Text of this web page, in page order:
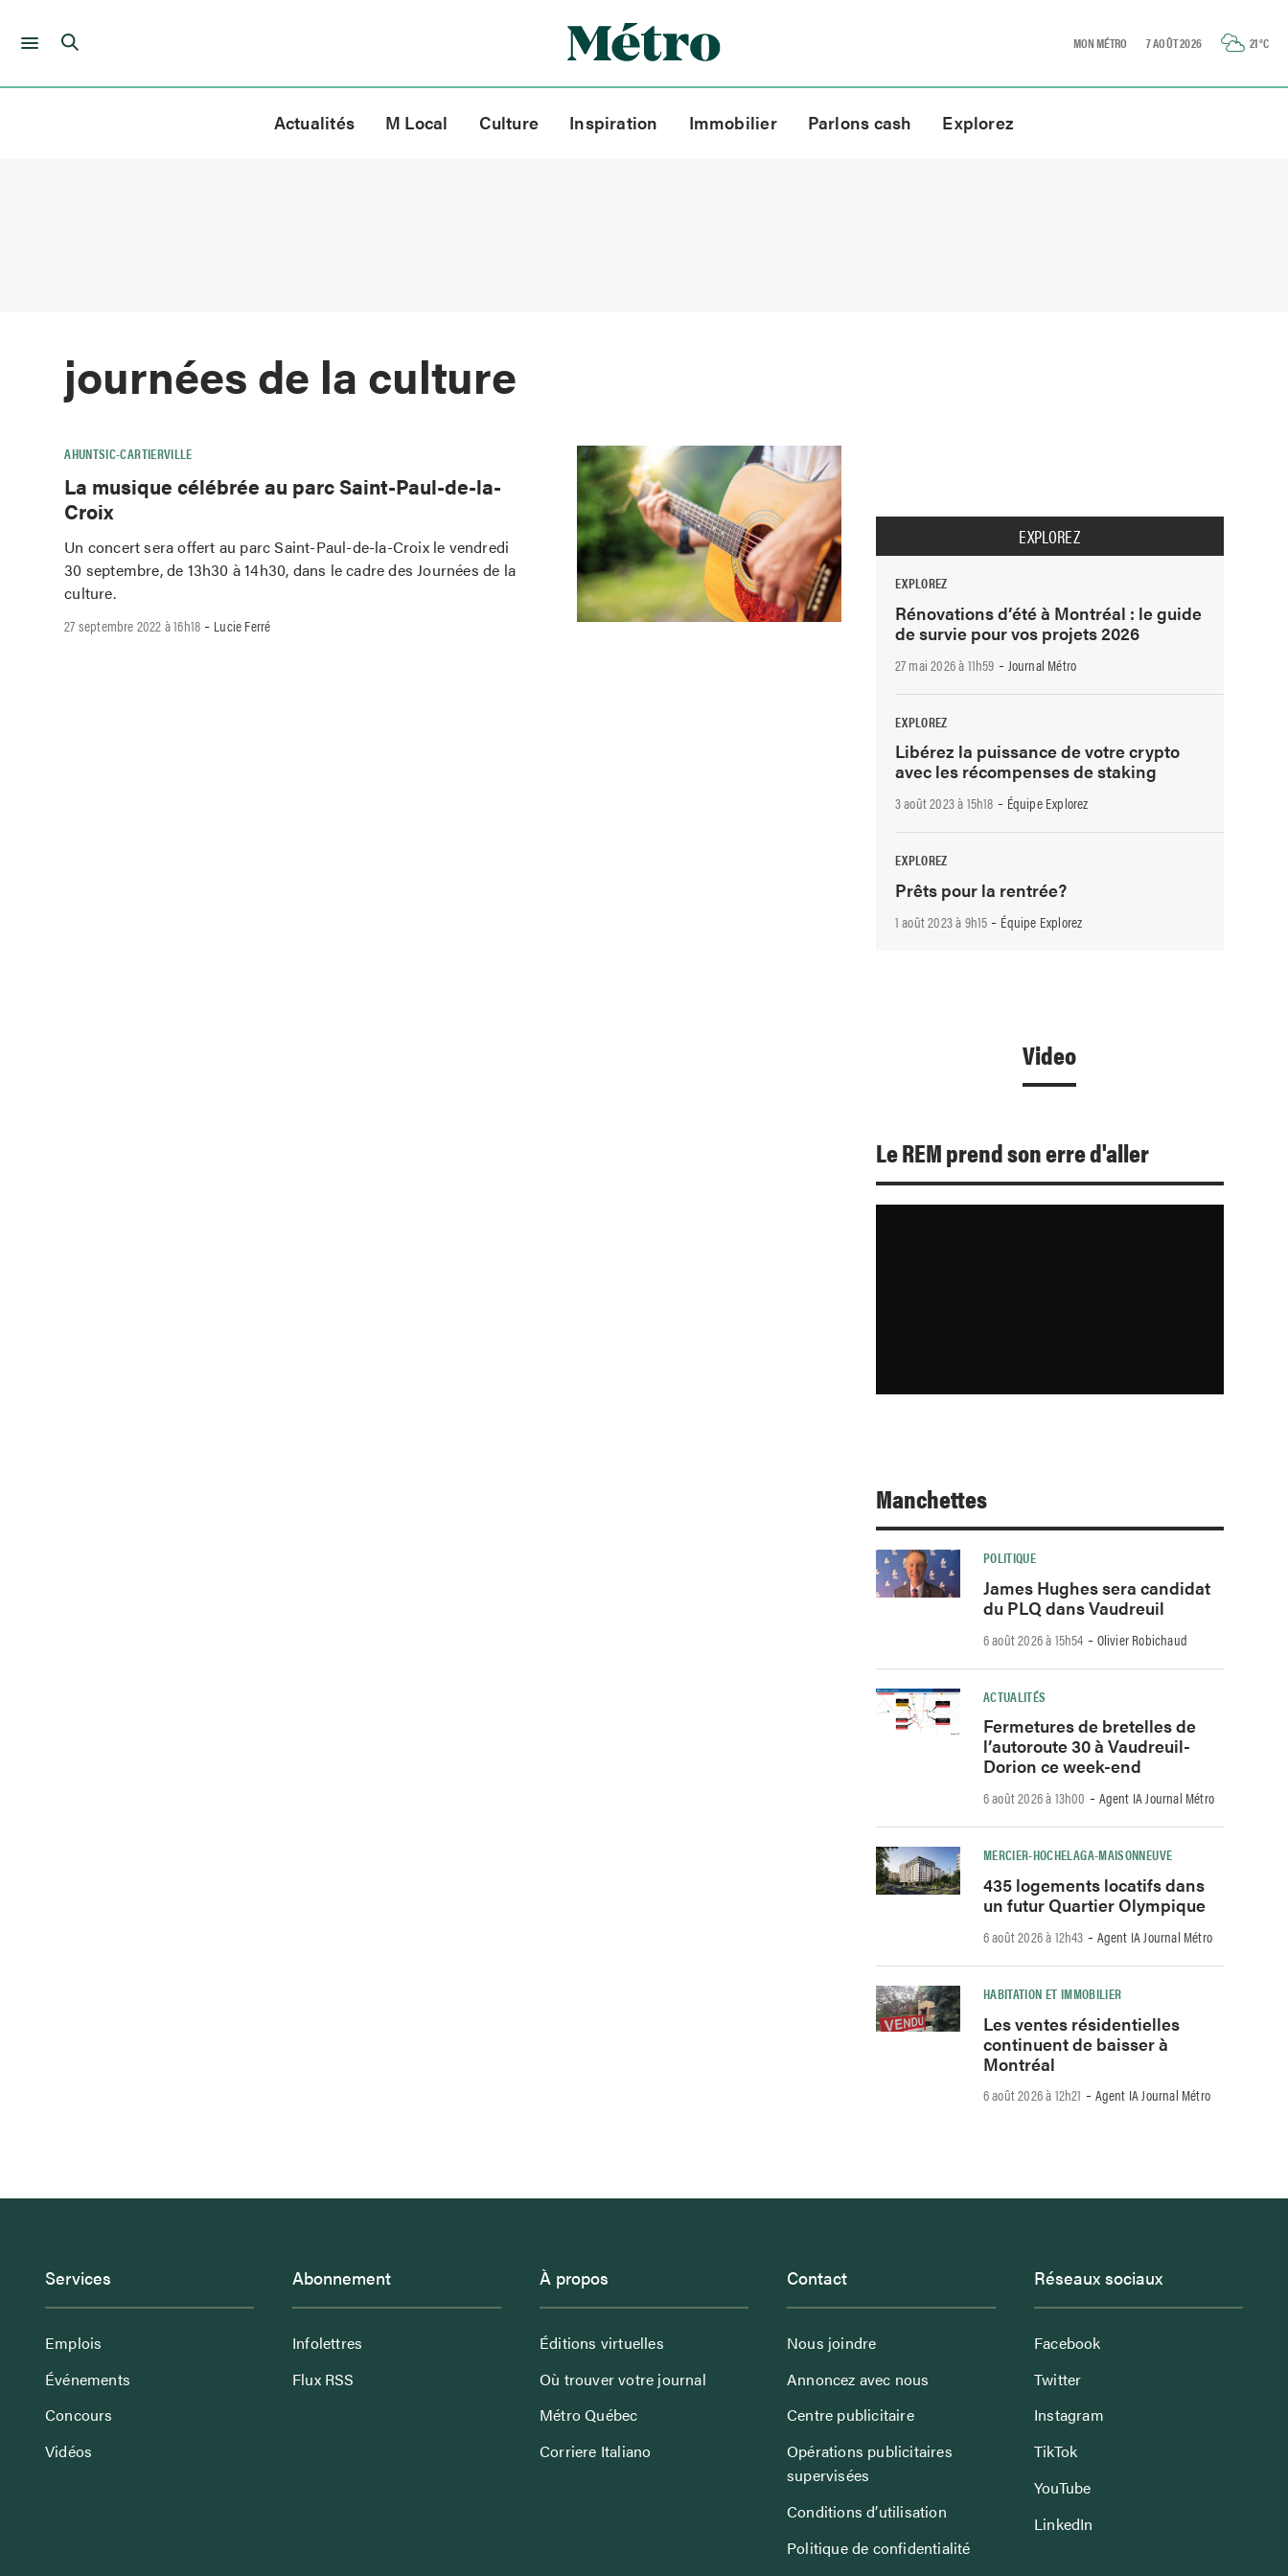
Skip
MON MÉTRO 7 AOÛT 2026 21°C
Actualités M Local Culture Inspiration Immobilier Parlons cash Explorez
journées de la culture
AHUNTSIC-CARTIERVILLE
La musique célébrée au parc Saint-Paul-de-la-
Croix
Un concert sera offert au parc Saint-Paul-de-la-Croix le vendredi
30 septembre, de 13h30 à 14h30, dans le cadre des Journées de la
culture.
27 septembre 2022 à 16h18 - Lucie Ferré
EXPLOREZ
EXPLOREZ
Rénovations d’été à Montréal : le guide
de survie pour vos projets 2026
27 mai 2026 à 11h59 - Journal Métro
EXPLOREZ
Libérez la puissance de votre crypto
avec les récompenses de staking
3 août 2023 à 15h18 - Équipe Explorez
EXPLOREZ
Prêts pour la rentrée?
1 août 2023 à 9h15 - Équipe Explorez
Video
Le REM prend son erre d'aller
Manchettes
POLITIQUE
James Hughes sera candidat
du PLQ dans Vaudreuil
6 août 2026 à 15h54 -Olivier Robichaud
ACTUALITÉS
Fermetures de bretelles de
l’autoroute 30 à Vaudreuil-
Dorion ce week-end
6 août 2026 à 13h00 -Agent IA Journal Métro
MERCIER-HOCHELAGA-MAISONNEUVE
435 logements locatifs dans
un futur Quartier Olympique
6 août 2026 à 12h43 -Agent IA Journal Métro
HABITATION ET IMMOBILIER
Les ventes résidentielles
continuent de baisser à
Montréal
6 août 2026 à 12h21 -Agent IA Journal Métro
Services
Emplois
Événements
Concours
Vidéos
Abonnement
Infolettres
Flux RSS
À propos
Éditions virtuelles
Où trouver votre journal
Métro Québec
Corriere Italiano
Contact
Nous joindre
Annoncez avec nous
Centre publicitaire
Opérations publicitaires
supervisées
Conditions d’utilisation
Politique de confidentialité
Réseaux sociaux
Facebook
Twitter
Instagram
TikTok
YouTube
LinkedIn